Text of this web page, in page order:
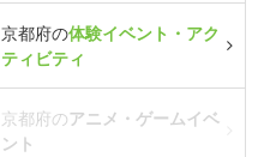
京都府の体験イベント・アク
ティビティ
京都府のアニメ・ゲームイベ
ント